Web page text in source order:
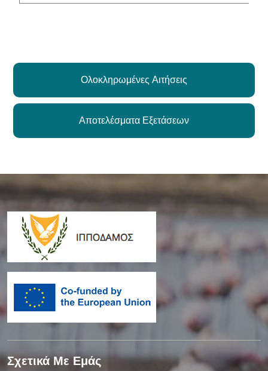
Ολοκληρωμένες Αιτήσεις
Αποτελέσματα Εξετάσεων
Σχετικά Με Εμάς